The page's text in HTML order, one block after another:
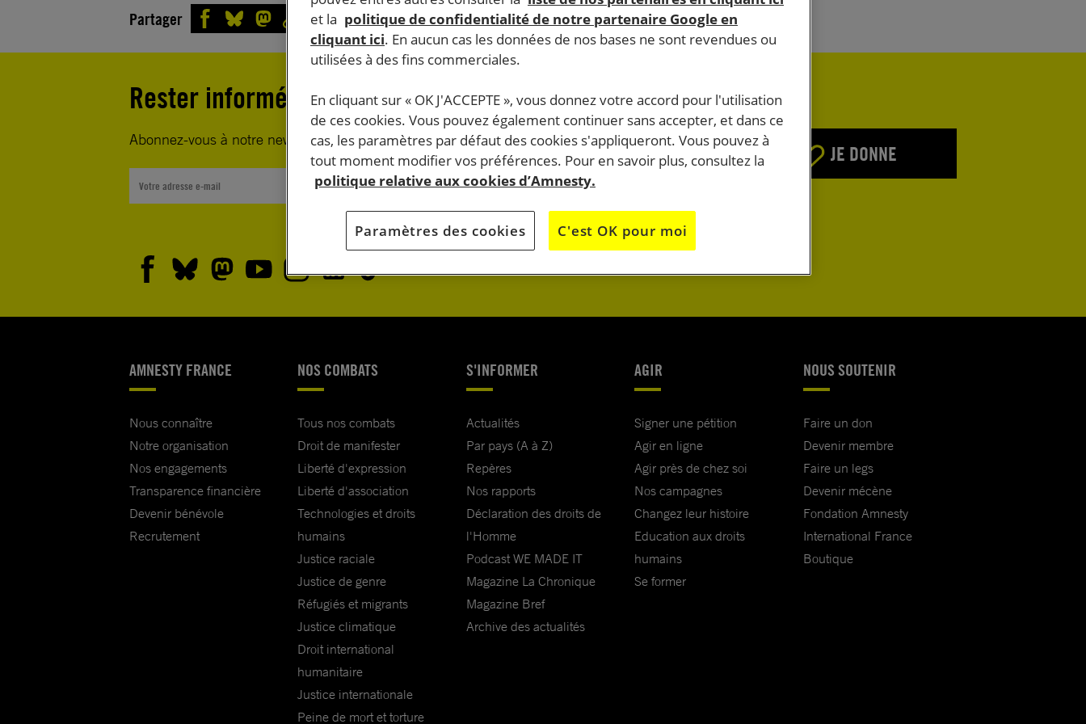
Partager
Rester informé·e
Abonnez-vous à notre newsletter hebdo.
OK
J’AGIS JE DONNE
JE M’ENGAGE
AMNESTY FRANCE
Nous connaître
Notre organisation
Nos engagements
Transparence financière
Devenir bénévole
Recrutement
NOS COMBATS
Tous nos combats
Droit de manifester
Liberté d'expression
Liberté d'association
Technologies et droits
humains
Justice raciale
Justice de genre
Réfugiés et migrants
Justice climatique
Droit international
humanitaire
Justice internationale
Peine de mort et torture
S'INFORMER
Actualités
Par pays (A à Z)
Repères
Nos rapports
Déclaration des droits de
l'Homme
Podcast WE MADE IT
Magazine La Chronique
Magazine Bref
Archive des actualités
AGIR
Signer une pétition
Agir en ligne
Agir près de chez soi
Nos campagnes
Changez leur histoire
Education aux droits
humains
Se former
NOUS SOUTENIR
Faire un don
Devenir membre
Faire un legs
Devenir mécène
Fondation Amnesty
International France
Boutique
et la politique de confidentialité de notre partenaire Google en
cliquant ici. En aucun cas les données de nos bases ne sont revendues ou
utilisées à des fins commerciales.
En cliquant sur « OK J'ACCEPTE », vous donnez votre accord pour l'utilisation
de ces cookies. Vous pouvez également continuer sans accepter, et dans ce
cas, les paramètres par défaut des cookies s'appliqueront. Vous pouvez à
tout moment modifier vos préférences. Pour en savoir plus, consultez la
politique relative aux cookies d’Amnesty.
Paramètres des cookies C'est OK pour moi